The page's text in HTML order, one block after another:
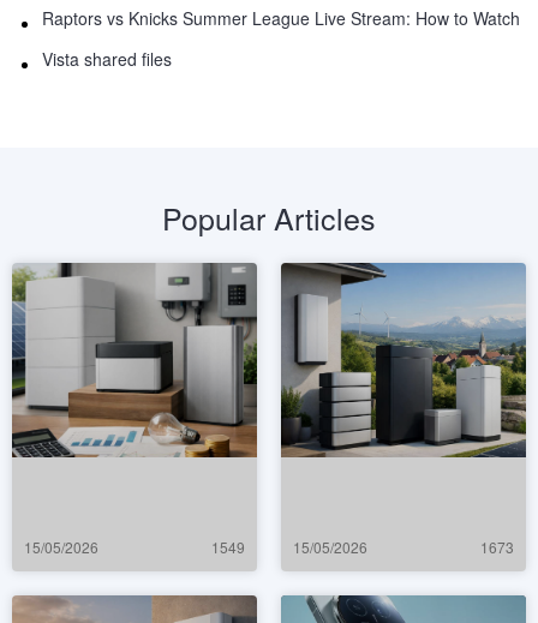
Raptors vs Knicks Summer League Live Stream: How to Watch
Vista shared files
Popular Articles
15/05/2026 1549 15/05/2026 1673